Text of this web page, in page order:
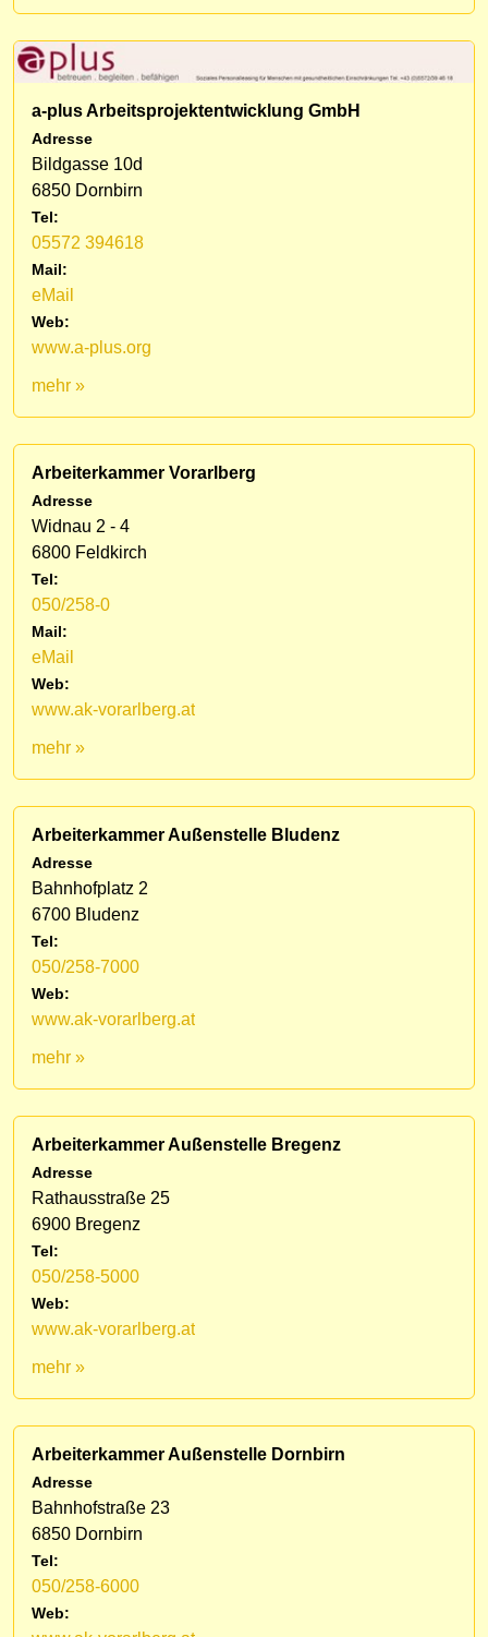
a-plus Arbeitsprojektentwicklung GmbH
Adresse
Bildgasse 10d
6850 Dornbirn
Tel:
05572 394618
Mail:
eMail
Web:
www.a-plus.org
mehr »
Arbeiterkammer Vorarlberg
Adresse
Widnau 2 - 4
6800 Feldkirch
Tel:
050/258-0
Mail:
eMail
Web:
www.ak-vorarlberg.at
mehr »
Arbeiterkammer Außenstelle Bludenz
Adresse
Bahnhofplatz 2
6700 Bludenz
Tel:
050/258-7000
Web:
www.ak-vorarlberg.at
mehr »
Arbeiterkammer Außenstelle Bregenz
Adresse
Rathausstraße 25
6900 Bregenz
Tel:
050/258-5000
Web:
www.ak-vorarlberg.at
mehr »
Arbeiterkammer Außenstelle Dornbirn
Adresse
Bahnhofstraße 23
6850 Dornbirn
Tel:
050/258-6000
Web: